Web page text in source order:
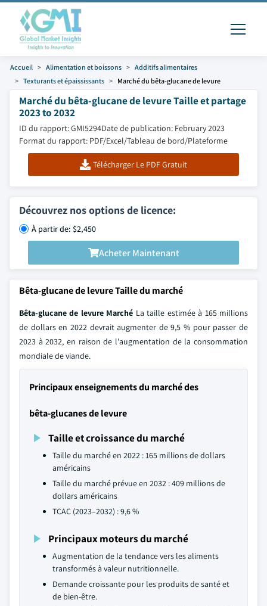
Accueil Alimentation et boissons
Additifs alimentaires
Texturants et épaississants
Marché du bêta-glucane de levure
Marché du bêta-glucane de levure Taille et partage
2023 to 2032
ID du rapport: GMI5294Date de publication: February 2023
Format du rapport: PDF/Excel/Tableau de bord/Plateforme
Télécharger Le PDF Gratuit
Découvrez nos options de licence:
À partir de: $2,450
Acheter Maintenant
Bêta-glucane de levure Taille du marché
Bêta-glucane de levure Marché La taille estimée à 165 millions
de dollars en 2022 devrait augmenter de 9,5 % pour passer de
2023 à 2032, en raison de l'augmentation de la consommation
mondiale de viande.
Principaux enseignements du marché des
bêta-glucanes de levure
Taille et croissance du marché
Taille du marché en 2022 : 165 millions de dollars
américains
Taille du marché prévue en 2032 : 409 millions de
dollars américains
TCAC (2023–2032) : 9,6 %
Principaux moteurs du marché
Augmentation de la tendance vers les aliments
transformés à valeur nutritionnelle.
Demande croissante pour les produits de santé et
de bien-être.